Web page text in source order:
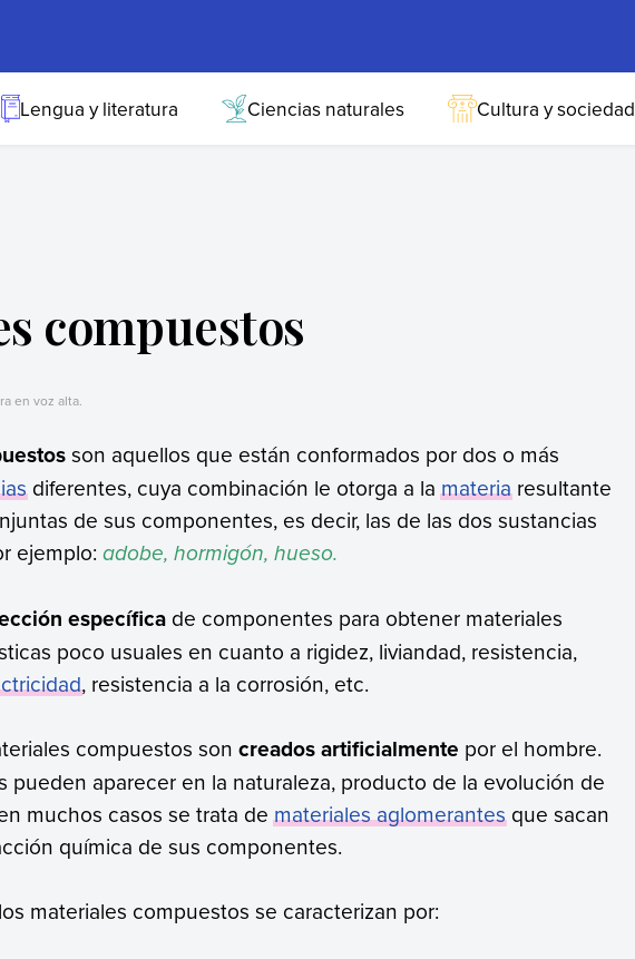
Lengua y literatura Ciencias naturales Cultura y sociedad
compuestos
en voz alta.
son aquellos que están conformados por dos o más
diferentes, cuya combinación le otorga a lamateriaresultante
de sus componentes, es decir, las de las dos sustancias
ejemplo: adobe, hormigón, hueso.
específicade componentes para obtener materiales
poco usuales en cuanto a rigidez, liviandad, resistencia,
, resistencia a la corrosión, etc.
compuestos son creados artificialmente por el hombre.
pueden aparecer en la naturaleza, producto de la evolución de
muchos casos se trata demateriales aglomerantesque sacan
química de sus componentes.
materiales compuestos se caracterizan por: